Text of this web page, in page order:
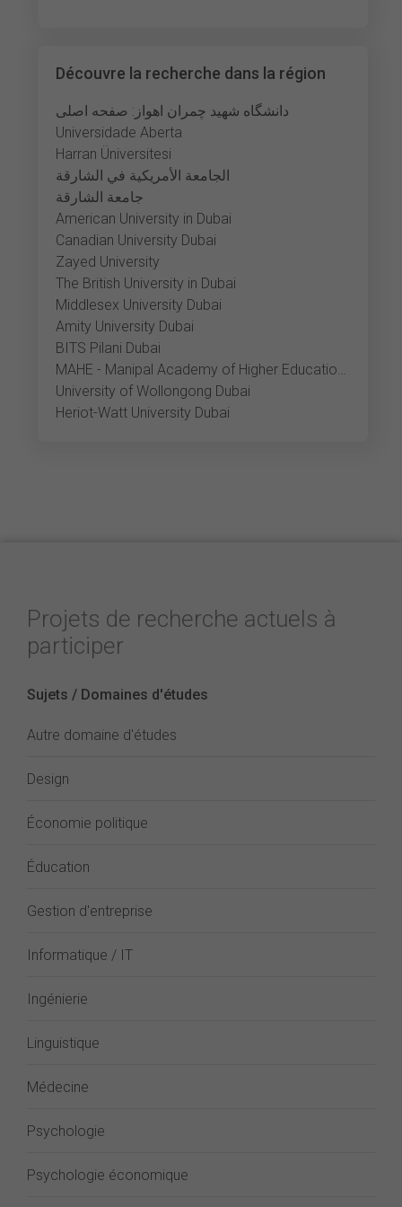
Découvre la recherche dans la région
دانشگاه شهید چمران اهواز: صفحه اصلی
Universidade Aberta
Harran Üniversitesi
الجامعة الأمريكية في الشارقة
جامعة الشارقة
American University in Dubai
Canadian University Dubai
Zayed University
The British University in Dubai
Middlesex University Dubai
Amity University Dubai
BITS Pilani Dubai
MAHE - Manipal Academy of Higher Education Dubai
University of Wollongong Dubai
Heriot-Watt University Dubai
Projets de recherche actuels à
participer
Sujets / Domaines d'études
Autre domaine d'études
Design
Économie politique
Éducation
Gestion d'entreprise
Informatique / IT
Ingénierie
Linguistique
Médecine
Psychologie
Psychologie économique